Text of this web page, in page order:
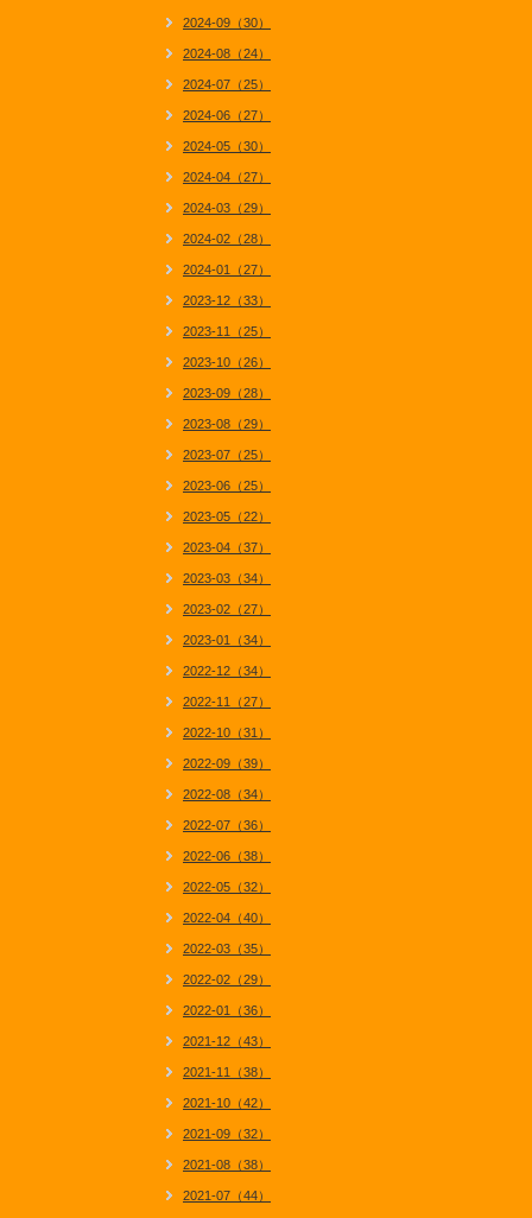
2024-09（30）
2024-08（24）
2024-07（25）
2024-06（27）
2024-05（30）
2024-04（27）
2024-03（29）
2024-02（28）
2024-01（27）
2023-12（33）
2023-11（25）
2023-10（26）
2023-09（28）
2023-08（29）
2023-07（25）
2023-06（25）
2023-05（22）
2023-04（37）
2023-03（34）
2023-02（27）
2023-01（34）
2022-12（34）
2022-11（27）
2022-10（31）
2022-09（39）
2022-08（34）
2022-07（36）
2022-06（38）
2022-05（32）
2022-04（40）
2022-03（35）
2022-02（29）
2022-01（36）
2021-12（43）
2021-11（38）
2021-10（42）
2021-09（32）
2021-08（38）
2021-07（44）